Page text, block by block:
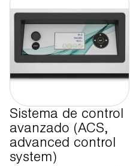
Sistema de control
avanzado (ACS,
advanced control
system)